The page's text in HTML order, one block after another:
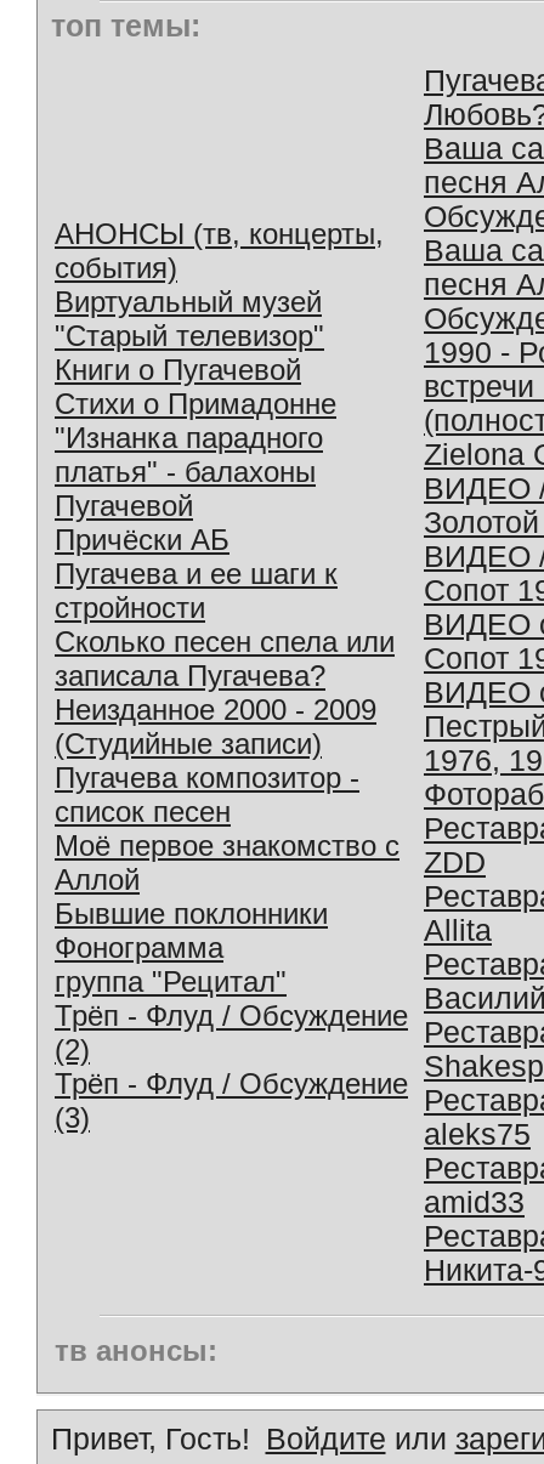
топ темы:
АНОНСЫ (тв, концерты,
события)
Виртуальный музей
"Старый телевизор"
Книги о Пугачевой
Стихи о Примадонне
"Изнанка парадного
платья" - балахоны
Пугачевой
Причёски АБ
Пугачева и ее шаги к
стройности
Сколько песен спела или
записала Пугачева?
Неизданное 2000 - 2009
(Студийные записи)
Пугачева композитор -
список песен
Моё первое знакомство с
Аллой
Бывшие поклонники
Фонограмма
группа "Рецитал"
Трёп - Флуд / Обсуждение
(2)
Трёп - Флуд / Обсуждение
(3)
Ваша
песня
Ваша
песня
1990 -
Zielona
ВИДЕО
ВИДЕО
Сопот
ВИДЕО
Сопот
ВИДЕО
1976,
ZDD
Allita
aleks75
amid33
Никита-
тв анонсы:
Привет, Гость! Войдите или